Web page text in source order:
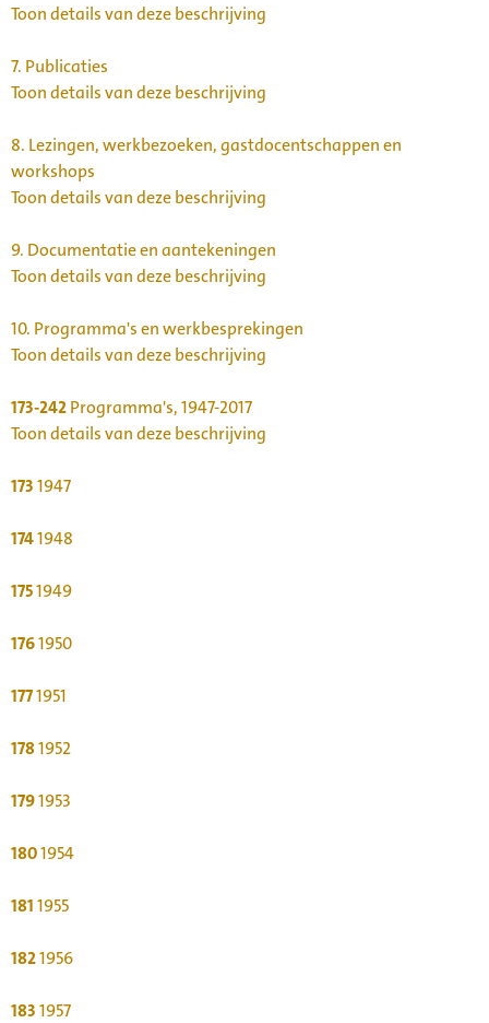
Toon details van deze beschrijving
7. Publicaties
Toon details van deze beschrijving
8. Lezingen, werkbezoeken, gastdocentschappen en
workshops
Toon details van deze beschrijving
9. Documentatie en aantekeningen
Toon details van deze beschrijving
10. Programma's en werkbesprekingen
Toon details van deze beschrijving
173-242Programma's, 1947-2017
Toon details van deze beschrijving
1731947
1741948
1751949
1761950
1771951
1781952
1791953
1801954
1811955
1821956
1831957